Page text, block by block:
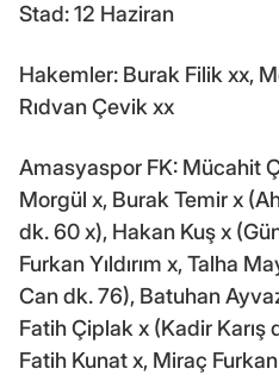
Stad: 12 Haziran
Hakemler: Burak Filik xx,
Rıdvan Çevik xx
Amasyaspor FK: Mücahit
Morgül x, Burak Temir x
dk. 60 x), Hakan Kuş x
Furkan Yıldırım x, Talha
Can dk. 76), Batuhan
Fatih Çiplak x (Kadir
Fatih Kunat x, Miraç